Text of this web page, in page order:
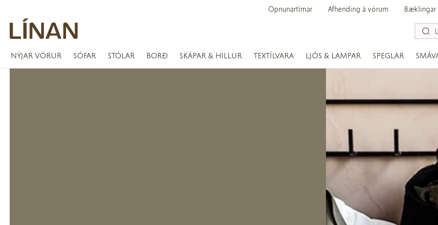
Opnunartímar Afhending á vörum Bæklingar
NÝJAR VÖRUR SÓFAR STÓLAR BORÐ SKÁPAR & HILLUR TEXTÍLVARA LJÓS & LAMPAR SPEGLAR